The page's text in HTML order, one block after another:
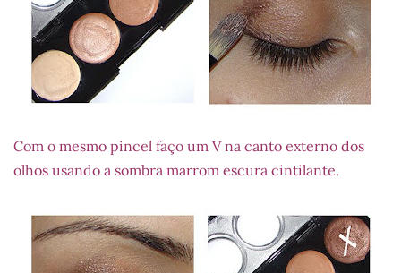
Com o mesmo pincel faço um V na canto externo dos
olhos usando a sombra marrom escura cintilante.